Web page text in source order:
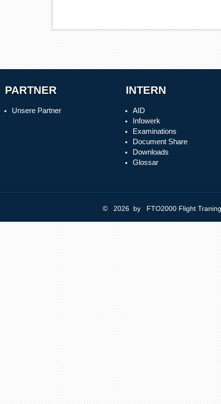
PARTNER
Unsere Partner
INTERN
AID
Infowerk
Examinations
Document Share
Downloads
Glossar
© 2026 by FTO2000 Flight